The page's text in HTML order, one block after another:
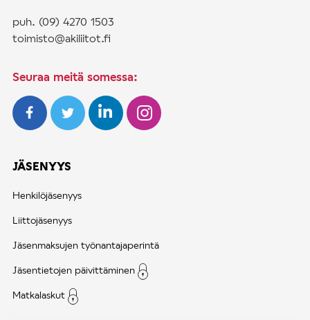
puh. (09) 4270 1503
toimisto@akiliitot.fi
Seuraa meitä somessa:
JÄSENYYS
Henkilöjäsenyys
Liittojäsenyys
Jäsenmaksujen työnantajaperintä
Jäsentietojen päivittäminen
Matkalaskut